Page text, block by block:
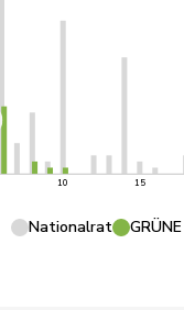
10 15
Nationalrat GRÜNE